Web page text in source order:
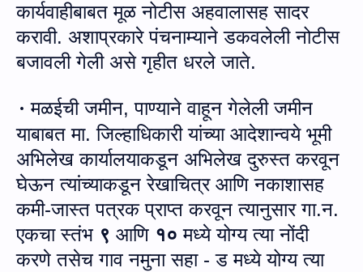
कार्यवाहीबाबत मूळ नोटीस अहवालासह सादर
करावी. अशाप्रकारे पंचनाम्याने डकवलेली नोटीस
बजावली गेली असे गृहीत धरले जाते.
· मळईची जमीन, पाण्‍याने वाहून गेलेली जमीन
याबाबत मा. जिल्‍हाधिकारी यांच्‍या आदेशान्‍वये भूमी
अभिलेख कार्यालयाकडून अभिलेख दुरुस्‍त करवून
घेऊन त्‍यांच्‍याकडून रेखाचित्र आणि नकाशासह
कमी-जास्‍त पत्रकप्राप्‍तकरवून त्‍यानुसारगा.न.
एकचास्‍तंभ ९ आणि १० मध्ये योग्‍य त्‍या नोंदी
करणे तसेचगाव नमुना सहा - ड मध्येयोग्‍य त्‍या